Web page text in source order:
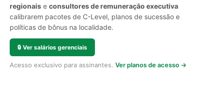
regionais e consultores de remuneração executiva
calibrarem pacotes de C-Level, planos de sucessão e
políticas de bônus na localidade.
🔒 Ver salários gerenciais
Acesso exclusivo para assinantes. Ver planos de acesso →